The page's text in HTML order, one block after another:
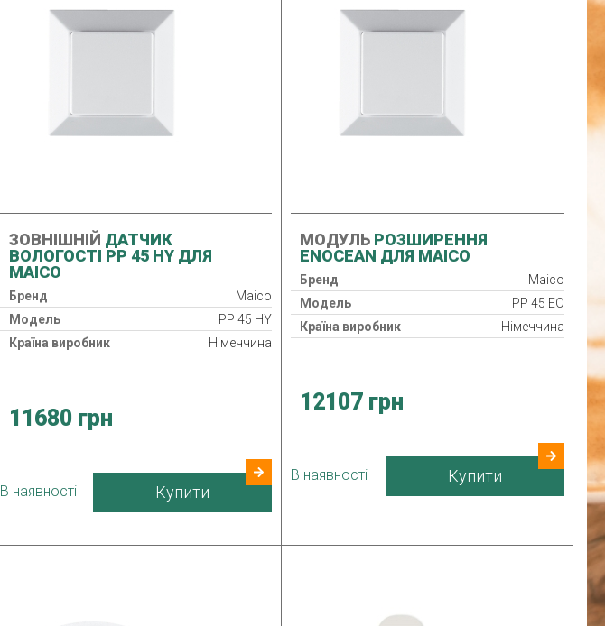
ЗОВНІШНІЙ ДАТЧИК
ВОЛОГОСТІ PP 45 HY ДЛЯ
MAICO
Бренд
Maico
Модель
PP 45 HY
Країна виробник
Німеччина
11680 грн
В наявності Купити
МОДУЛЬ РОЗШИРЕННЯ
ENOCEAN ДЛЯ MAICO
Бренд
Maico
Модель
PP 45 EO
Країна виробник
Німеччина
12107 грн
В наявності Купити